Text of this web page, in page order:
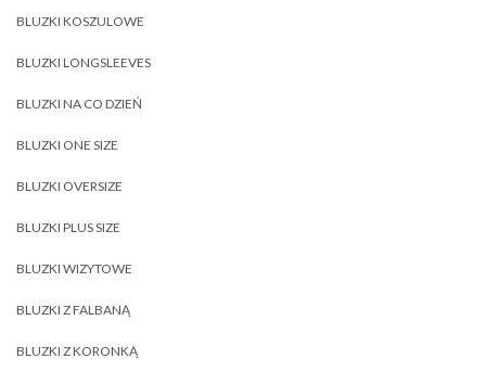
BLUZKI KOSZULOWE
BLUZKI LONGSLEEVES
BLUZKI NA CO DZIEŃ
BLUZKI ONE SIZE
BLUZKI OVERSIZE
BLUZKI PLUS SIZE
BLUZKI WIZYTOWE
BLUZKI Z FALBANĄ
BLUZKI Z KORONKĄ